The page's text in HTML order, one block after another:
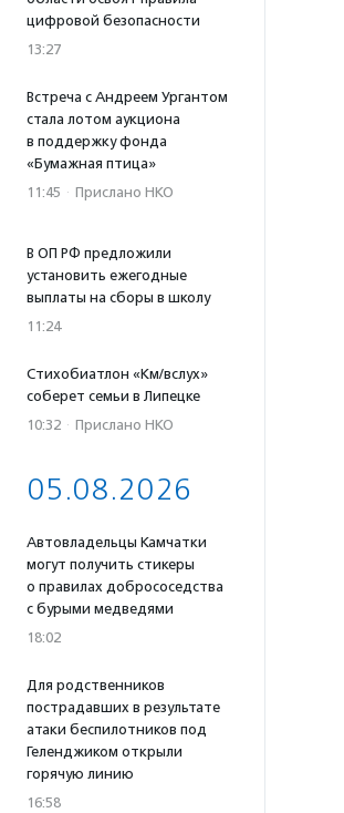
цифровой безопасности
13:27
Встреча с Андреем Ургантом
стала лотом аукциона
в поддержку фонда
«Бумажная птица»
11:45 · Прислано НКО
В ОП РФ предложили
установить ежегодные
выплаты на сборы в школу
11:24
Стихобиатлон «Км/вслух»
соберет семьи в Липецке
10:32 · Прислано НКО
05.08.2026
Автовладельцы Камчатки
могут получить стикеры
о правилах добрососедства
с бурыми медведями
18:02
Для родственников
пострадавших в результате
атаки беспилотников под
Геленджиком открыли
горячую линию
16:58